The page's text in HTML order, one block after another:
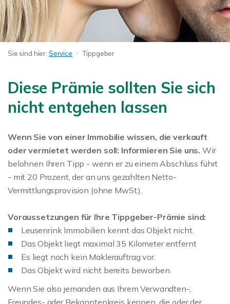
Sie sind hier: Service Tippgeber
Diese Prämie sollten Sie sich
nicht entgehen lassen
Wenn Sie von einer Immobilie wissen, die verkauft
oder vermietet werden soll: Informieren Sie uns. Wir
belohnen Ihren Tipp - wenn er zu einem Abschluss führt
- mit 20 Prozent, der an uns gezahlten Netto-
Vermittlungsprovision (ohne MwSt.).
Voraussetzungen für Ihre Tippgeber-Prämie sind:
Leusenrink Immobilien kennt das Objekt nicht.
Das Objekt liegt maximal 35 Kilometer entfernt
Es liegt noch kein Maklerauftrag vor.
Das Objekt wird nicht bereits beworben.
Wenn Sie also jemanden aus Ihrem Verwandten-,
Freundes- oder Bekanntenkreis kennen, die oder der